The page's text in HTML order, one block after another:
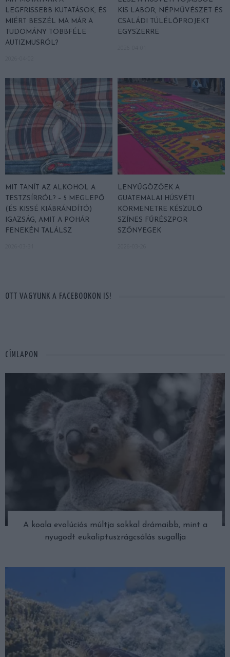
LEGFRISSEBB KUTATÁSOK, ÉS
MIÉRT BESZÉL MA MÁR A
TUDOMÁNY TÖBBFÉLE
AUTIZMUSRÓL?
KIS LABOR, NÉPMŰVÉSZET ÉS
CSALÁDI TÚLÉLŐPROJEKT
EGYSZERRE
MIT TANÍT AZ ALKOHOL A
TESTZSÍRRÓL? – 5 MEGLEPŐ
(ÉS KISSÉ KIÁBRÁNDÍTÓ)
IGAZSÁG, AMIT A POHÁR
FENEKÉN TALÁLSZ
LENYŰGÖZŐEK A
GUATEMALAI HÚSVÉTI
KÖRMENETRE KÉSZÜLŐ
SZÍNES FŰRÉSZPOR
SZŐNYEGEK
OTT VAGYUNK A FACEBOOKON IS!
CÍMLAPON
A koala evolúciós múltja sokkal drámaibb, mint a
nyugodt eukaliptuszrágcsálás sugallja